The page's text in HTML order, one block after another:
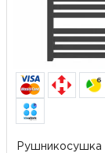
6
Рушникосушка